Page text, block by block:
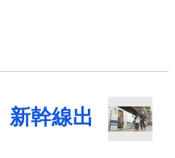
新幹線出